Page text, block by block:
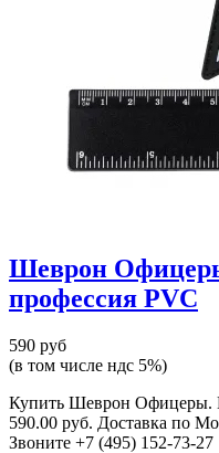
Шеврон
профессия PVC
590 руб
(в том числе ндс 5%)
Купить Шеврон Офицеры.
590.00 руб. Доставка по
Звоните +7 (495) 152-73-27